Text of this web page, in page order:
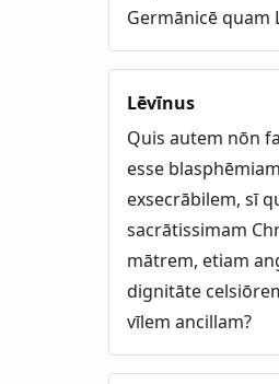
Germānicē quam
Lēvīnus
Quis autem nōn
esse blasphēmiam
exsecrābilem, sī
sacrātissimam
mātrem, etiam
dignitāte
vīlem ancillam?